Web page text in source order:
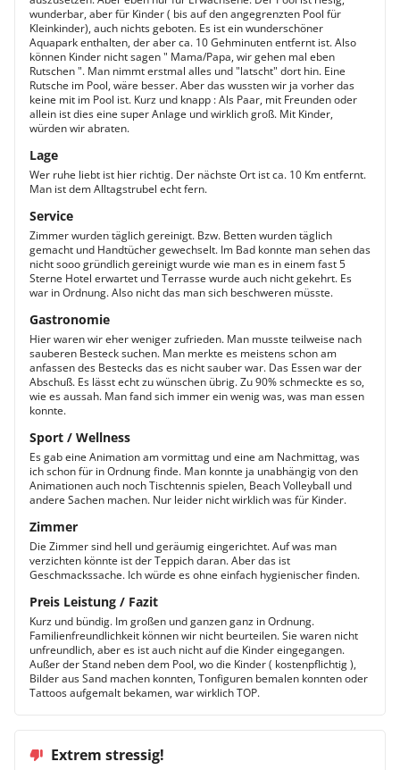
wunderbar, aber für Kinder ( bis auf den angegrenzten Pool für
Kleinkinder), auch nichts geboten. Es ist ein wunderschöner
Aquapark enthalten, der aber ca. 10 Gehminuten entfernt ist. Also
können Kinder nicht sagen " Mama/Papa, wir gehen mal eben
Rutschen ". Man nimmt erstmal alles und "latscht" dort hin. Eine
Rutsche im Pool, wäre besser. Aber das wussten wir ja vorher das
keine mit im Pool ist. Kurz und knapp : Als Paar, mit Freunden oder
allein ist dies eine super Anlage und wirklich groß. Mit Kinder,
würden wir abraten.
Lage
Wer ruhe liebt ist hier richtig. Der nächste Ort ist ca. 10 Km entfernt.
Man ist dem Alltagstrubel echt fern.
Service
Zimmer wurden täglich gereinigt. Bzw. Betten wurden täglich
gemacht und Handtücher gewechselt. Im Bad konnte man sehen das
nicht sooo gründlich gereinigt wurde wie man es in einem fast 5
Sterne Hotel erwartet und Terrasse wurde auch nicht gekehrt. Es
war in Ordnung. Also nicht das man sich beschweren müsste.
Gastronomie
Hier waren wir eher weniger zufrieden. Man musste teilweise nach
sauberen Besteck suchen. Man merkte es meistens schon am
anfassen des Bestecks das es nicht sauber war. Das Essen war der
Abschuß. Es lässt echt zu wünschen übrig. Zu 90% schmeckte es so,
wie es aussah. Man fand sich immer ein wenig was, was man essen
konnte.
Sport / Wellness
Es gab eine Animation am vormittag und eine am Nachmittag, was
ich schon für in Ordnung finde. Man konnte ja unabhängig von den
Animationen auch noch Tischtennis spielen, Beach Volleyball und
andere Sachen machen. Nur leider nicht wirklich was für Kinder.
Zimmer
Die Zimmer sind hell und geräumig eingerichtet. Auf was man
verzichten könnte ist der Teppich daran. Aber das ist
Geschmackssache. Ich würde es ohne einfach hygienischer finden.
Preis Leistung / Fazit
Kurz und bündig. Im großen und ganzen ganz in Ordnung.
Familienfreundlichkeit können wir nicht beurteilen. Sie waren nicht
unfreundlich, aber es ist auch nicht auf die Kinder eingegangen.
Außer der Stand neben dem Pool, wo die Kinder ( kostenpflichtig ),
Bilder aus Sand machen konnten, Tonfiguren bemalen konnten oder
Tattoos aufgemalt bekamen, war wirklich TOP.
Extrem stressig!